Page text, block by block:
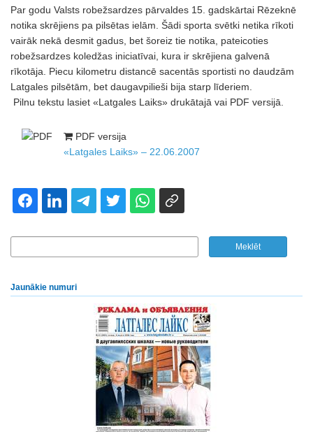
Par godu Valsts robežsardzes pārvaldes 15. gadskārtai Rēzeknē
notika skrējiens pa pilsētas ielām. Šādi sporta svētki netika rīkoti
vairāk nekā desmit gadus, bet šoreiz tie notika, pateicoties
robežsardzes koledžas iniciatīvai, kura ir skrējiena galvenā
rīkotāja. Piecu kilometru distancē sacentās sportisti no daudzām
Latgales pilsētām, bet daugavpilieši bija starp līderiem.
Pilnu tekstu lasiet «Latgales Laiks» drukātajā vai PDF versijā.
PDF versija
«Latgales Laiks» – 22.06.2007
Jaunākie numuri